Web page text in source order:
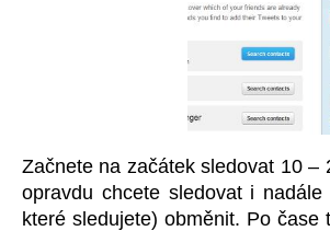
Začnete na začátek sledovat 10
opravdu chcete sledovat i
které sledujete) obměnit. Po